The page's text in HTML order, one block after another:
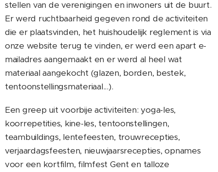
stellen van de verenigingen en inwoners uit de buurt.
Er werd ruchtbaarheid gegeven rond de activiteiten
die er plaatsvinden, het huishoudelijk reglement is via
onze website terug te vinden, er werd een apart e-
mailadres aangemaakt en er werd al heel wat
materiaal aangekocht (glazen, borden, bestek,
tentoonstellingsmateriaal...).
Een greep uit voorbije activiteiten: yoga-les,
koorrepetities, kine-les, tentoonstellingen,
teambuildings, lentefeesten, trouwrecepties,
verjaardagsfeesten, nieuwjaarsrecepties, opnames
voor een kortfilm, filmfest Gent en talloze